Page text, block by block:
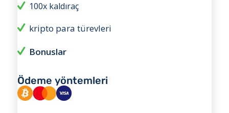
100x kaldıraç
kripto para türevleri
Bonuslar
Ödeme yöntemleri